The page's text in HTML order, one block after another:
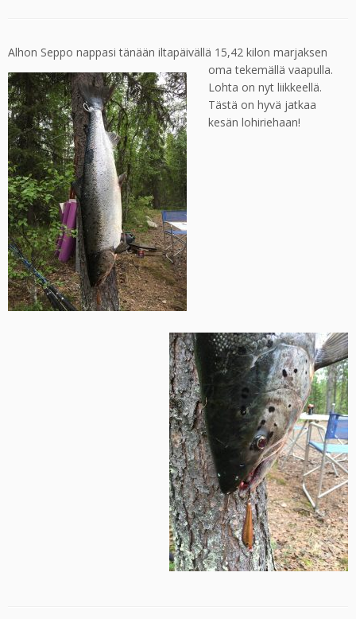
Alhon Seppo nappasi tänään iltapäivällä 15,42 kilon marjaksen
oma tekemällä vaapulla.
Lohta on nyt liikkeellä.
Tästä on hyvä jatkaa
kesän lohiriehaan!